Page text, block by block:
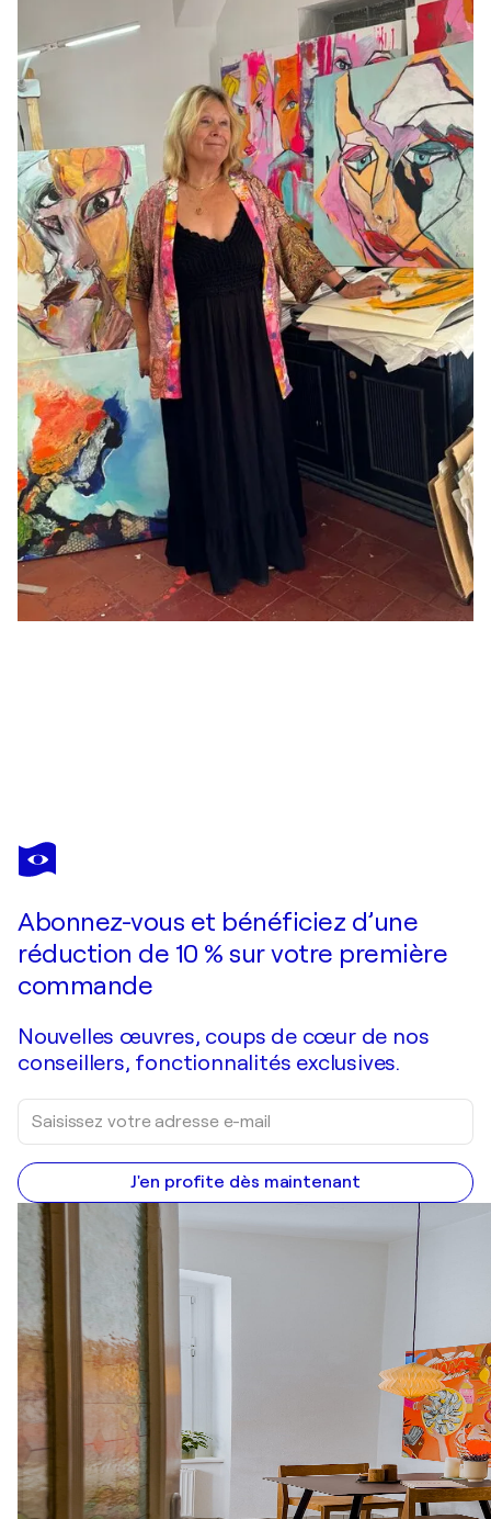
FRANCOISE LEBLANC
LES COMMERES
Abonnez-vous et bénéficiez d’une
réduction de 10 % sur votre première
commande
Nouvelles œuvres, coups de cœur de nos
conseillers, fonctionnalités exclusives.
J'en profite dès maintenant